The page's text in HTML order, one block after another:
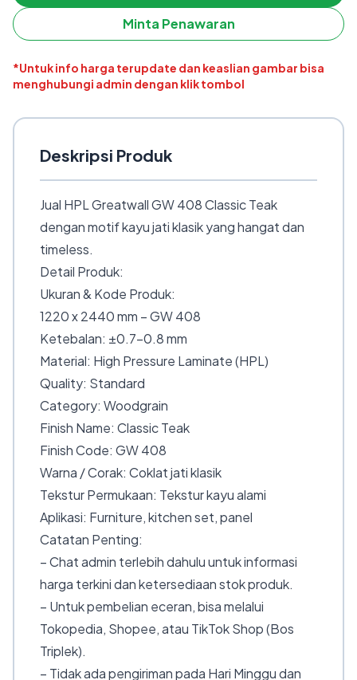
Minta Penawaran
*Untuk info harga terupdate dan keaslian gambar bisa
menghubungi admin dengan klik tombol
Deskripsi Produk
Jual HPL Greatwall GW 408 Classic Teak
dengan motif kayu jati klasik yang hangat dan
timeless.
Detail Produk:
Ukuran & Kode Produk:
1220 x 2440 mm – GW 408
Ketebalan: ±0.7–0.8 mm
Material: High Pressure Laminate (HPL)
Quality: Standard
Category: Woodgrain
Finish Name: Classic Teak
Finish Code: GW 408
Warna / Corak: Coklat jati klasik
Tekstur Permukaan: Tekstur kayu alami
Aplikasi: Furniture, kitchen set, panel
Catatan Penting:
– Chat admin terlebih dahulu untuk informasi
harga terkini dan ketersediaan stok produk.
– Untuk pembelian eceran, bisa melalui
Tokopedia, Shopee, atau TikTok Shop (Bos
Triplek).
– Tidak ada pengiriman pada Hari Minggu dan